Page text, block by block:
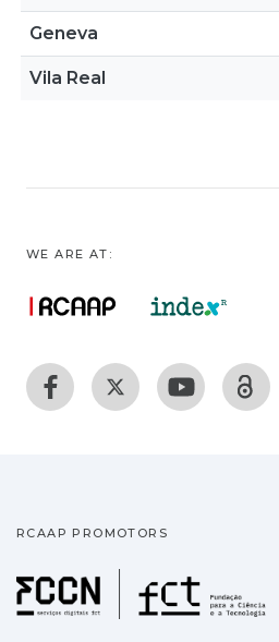
Geneva
Vila Real
WE ARE AT:
RCAAP PROMOTORS